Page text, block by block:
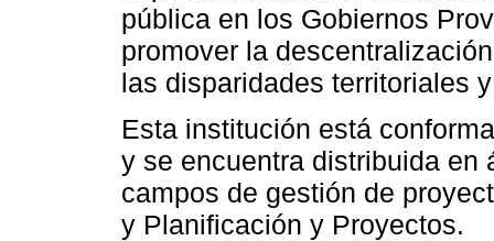
pública en los Gobiernos
promover la
las disparidades territoriales
Esta institución está
y se encuentra distribuida en
campos de gestión de
y Planificación y Proyectos.